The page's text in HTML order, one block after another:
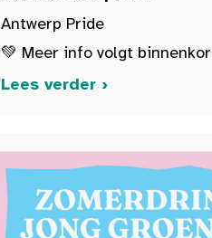
Antwerp Pride
💚 Meer info volgt
Lees verder ›